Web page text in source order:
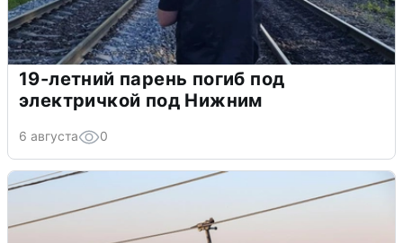
19-летний парень погиб под
электричкой под Нижним
6 августа 0